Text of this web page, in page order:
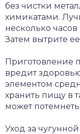
без чистки
химикатами.
несколько
Затем вытрите
Приготовление
вредит
элементом
хранить пищу в
может
Уход за